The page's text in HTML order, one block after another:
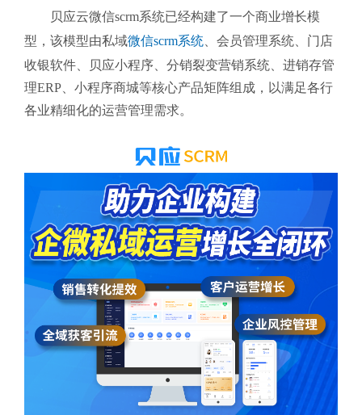
贝应云微信scrm系统已经构建了一个商业增长模
型，该模型由私域微信scrm系统 、会员管理系统、门店
收银软件、贝应小程序、分销裂变营销系统、进销存管
理ERP、小程序商城等核心产品矩阵组成，以满足各行
各业精细化的运营管理需求。